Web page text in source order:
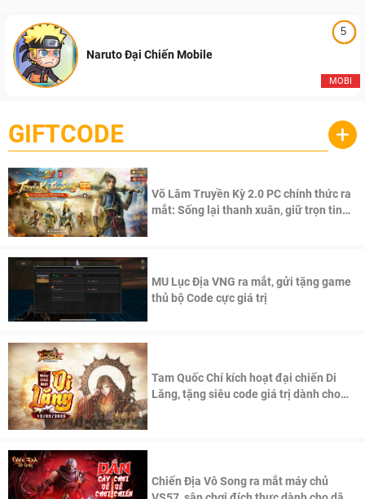
5
MOBI
Naruto Đại Chiến Mobile
GIFTCODE +
Võ Lâm Truyền Kỳ 2.0 PC chính thức ra
mắt: Sống lại thanh xuân, giữ trọn tinh
MU Lục Địa VNG ra mắt, gửi tặng game
thủ bộ Code cực giá trị
Tam Quốc Chí kích hoạt đại chiến Di
Lăng, tặng siêu code giá trị dành cho
Chiến Địa Vô Song ra mắt máy chủ